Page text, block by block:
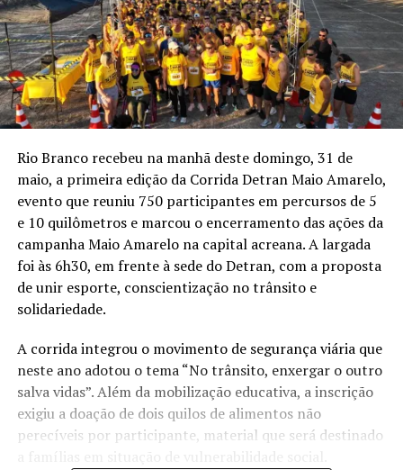
Rio Branco recebeu na manhã deste domingo, 31 de
maio, a primeira edição da Corrida Detran Maio Amarelo,
evento que reuniu 750 participantes em percursos de 5
e 10 quilômetros e marcou o encerramento das ações da
campanha Maio Amarelo na capital acreana. A largada
foi às 6h30, em frente à sede do Detran, com a proposta
de unir esporte, conscientização no trânsito e
solidariedade.
A corrida integrou o movimento de segurança viária que
neste ano adotou o tema “No trânsito, enxergar o outro
salva vidas”. Além da mobilização educativa, a inscrição
exigiu a doação de dois quilos de alimentos não
perecíveis por participante, material que será destinado